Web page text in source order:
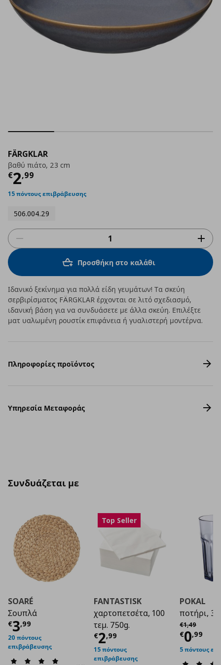
FÄRGKLAR
βαθύ πιάτο, 23 cm
€2,99
Τρέχουσα τιμή
15 πόντους επιβράβευσης
506.004.29
Προσθήκη στο καλάθι
Ιδανικό ξεκίνημα για πολλά είδη γευμάτων! Τα σκεύη
σερβιρίσματος FÄRGKLAR έρχονται σε λιτό σχεδιασμό,
ιδανική βάση για να συνδυάσετε με άλλα σκεύη. Επιλέξτε
ματ υαλωμένη ρουστίκ επιφάνεια ή γυαλιστερή μοντέρνα.
Πληροφορίες προϊόντος
Υπηρεσία Μεταφοράς
Συνδυάζεται με
SOARÉ
Σουπλά
€3,99
Τρέχουσα τιμή€ 3,99
20 πόντους
επιβράβευσης
Top Seller
FANTASTISK
χαρτοπετσέτα, 100
τεμ. 750g.
€2,99
Τρέχουσα τιμή€
15 πόντους
επιβράβευσης
POKAL
ποτήρι,
€1,49
Αρχική τιμή
€0,99
5 πόντους